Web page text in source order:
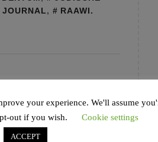
JOURNAL,
RAAWI.
your experience. We'll assume
out if you wish.
Cookie settings
ACCEPT